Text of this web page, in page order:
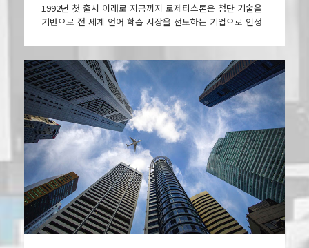
1992년 첫 출시 이래로 지금까지 로제타스톤은 첨단 기술을
기반으로 전 세계 언어 학습 시장을 선도하는 기업으로 인정